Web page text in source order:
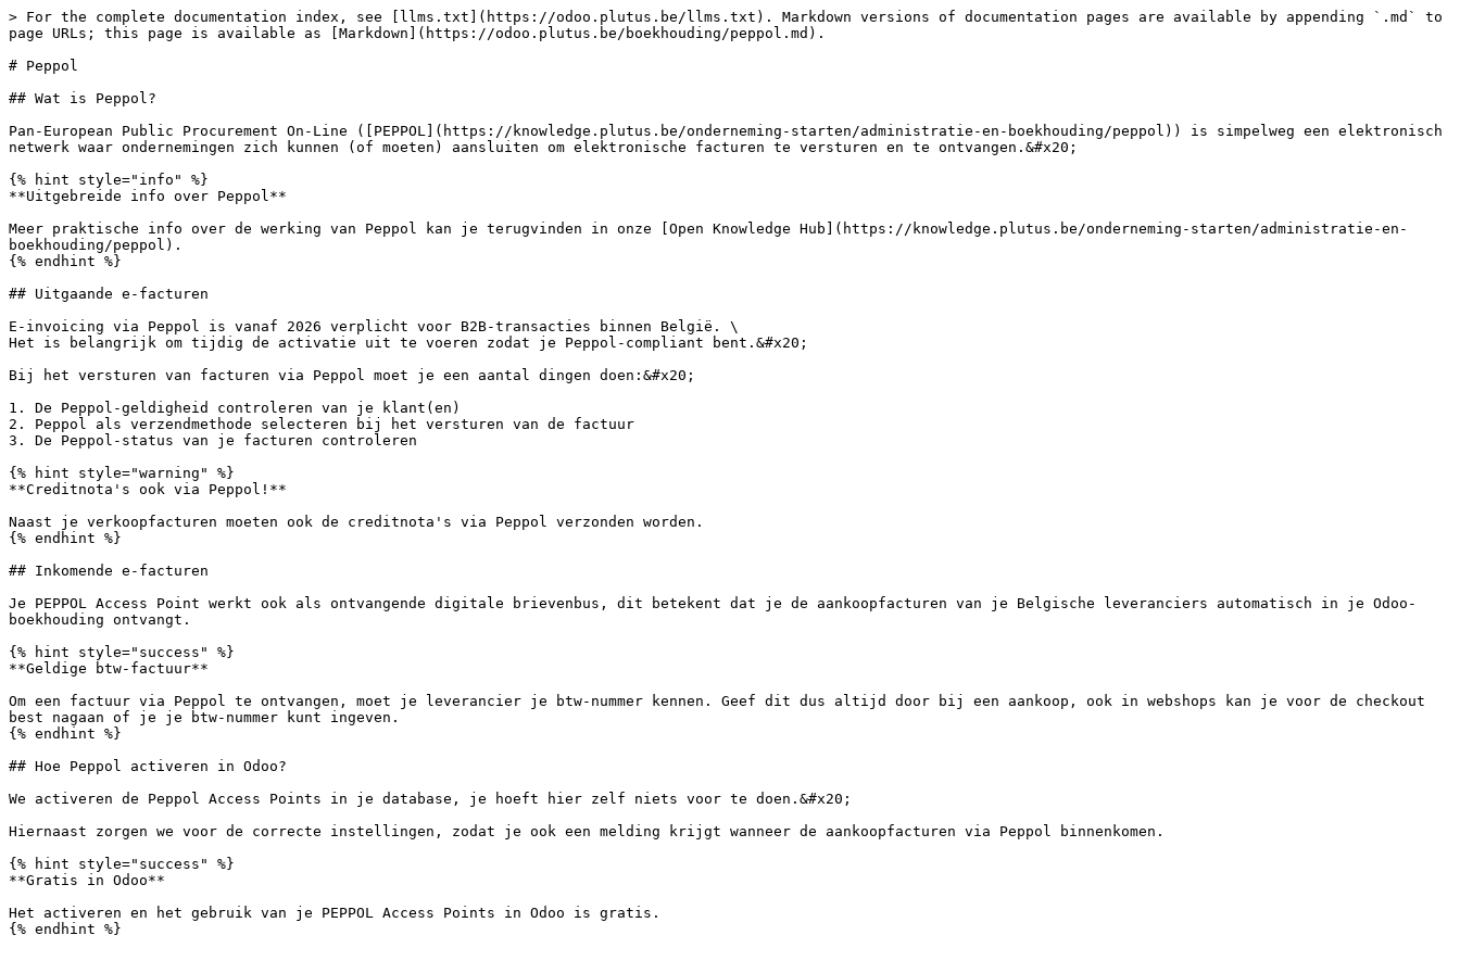
> For the complete documentation index, see [llms.txt](https://odoo.plutus.be/llms.txt). Markdown versions of documentation pages are available by appending `.md` to
page URLs; this page is available as [Markdown](https://odoo.plutus.be/boekhouding/peppol.md).
# Peppol
## Wat is Peppol?
Pan-European Public Procurement On-Line ([PEPPOL](https://knowledge.plutus.be/onderneming-starten/administratie-en-boekhouding/peppol)) is simpelweg een elektronisch
netwerk waar ondernemingen zich kunnen (of moeten) aansluiten om elektronische facturen te versturen en te ontvangen.&#x20;
{% hint style="info" %}
**Uitgebreide info over Peppol**
Meer praktische info over de werking van Peppol kan je terugvinden in onze [Open Knowledge Hub](https://knowledge.plutus.be/onderneming-starten/administratie-en-
boekhouding/peppol).
{% endhint %}
## Uitgaande e-facturen
E-invoicing via Peppol is vanaf 2026 verplicht voor B2B-transacties binnen België. \
Het is belangrijk om tijdig de activatie uit te voeren zodat je Peppol-compliant bent.&#x20;
Bij het versturen van facturen via Peppol moet je een aantal dingen doen:&#x20;
1. De Peppol-geldigheid controleren van je klant(en)
2. Peppol als verzendmethode selecteren bij het versturen van de factuur
3. De Peppol-status van je facturen controleren
{% hint style="warning" %}
**Creditnota's ook via Peppol!**
Naast je verkoopfacturen moeten ook de creditnota's via Peppol verzonden worden.
{% endhint %}
## Inkomende e-facturen
Je PEPPOL Access Point werkt ook als ontvangende digitale brievenbus, dit betekent dat je de aankoopfacturen van je Belgische leveranciers automatisch in je Odoo-
boekhouding ontvangt.
{% hint style="success" %}
**Geldige btw-factuur**
Om een factuur via Peppol te ontvangen, moet je leverancier je btw-nummer kennen. Geef dit dus altijd door bij een aankoop, ook in webshops kan je voor de checkout
best nagaan of je je btw-nummer kunt ingeven.
{% endhint %}
## Hoe Peppol activeren in Odoo?
We activeren de Peppol Access Points in je database, je hoeft hier zelf niets voor te doen.&#x20;
Hiernaast zorgen we voor de correcte instellingen, zodat je ook een melding krijgt wanneer de aankoopfacturen via Peppol binnenkomen.
{% hint style="success" %}
**Gratis in Odoo**
Het activeren en het gebruik van je PEPPOL Access Points in Odoo is gratis.